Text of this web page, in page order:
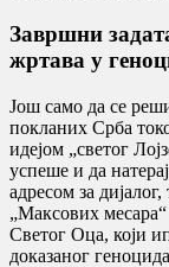
Завршни
жртава у
Још само да се
покланих Срба
идејом „светог
успеше и да
адресом за
„Максових
Светог Оца, који
доказаног